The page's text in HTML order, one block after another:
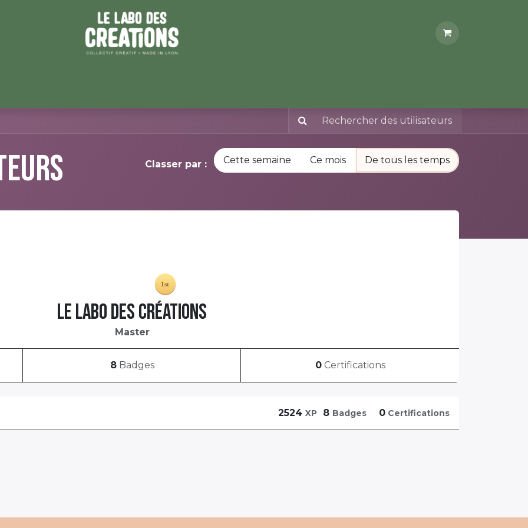
Classer par : Cette semaine Ce mois De tous les temps
Le Labo des Créations
Master
8 Badges 0 Certifications
2524 XP 8 Badges 0 Certifications